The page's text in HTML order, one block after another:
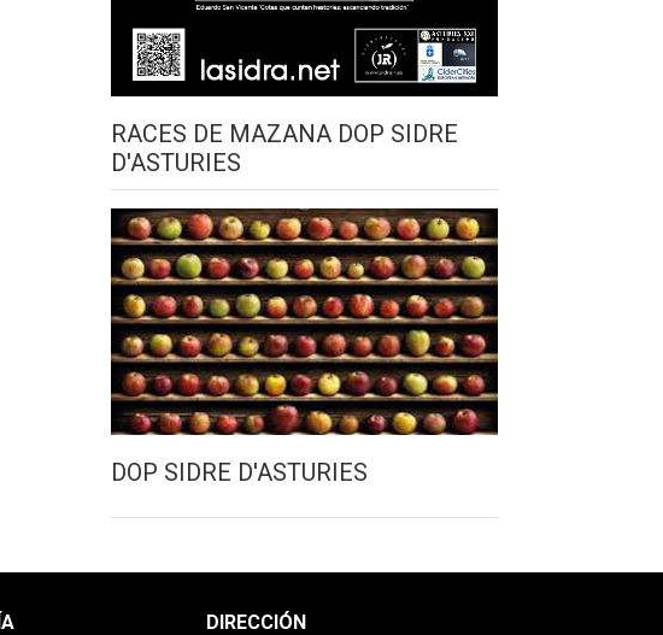
RACES DE MAZANA DOP SIDRE
D'ASTURIES
DOP SIDRE D'ASTURIES
DIRECCIÓN